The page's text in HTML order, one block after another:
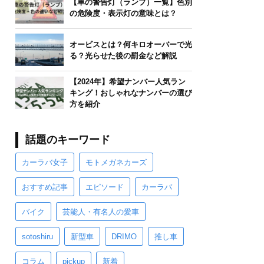
【車の警告灯（ランプ）一覧】色別
の危険度・表示灯の意味とは？
オービスとは？何キロオーバーで光
る？光らせた後の罰金など解説
【2024年】希望ナンバー人気ラン
キング！おしゃれなナンバーの選び
方を紹介
話題のキーワード
カーラバ女子 モトメガネカーズ
おすすめ記事 エピソード カーラバ
バイク 芸能人・有名人の愛車
sotoshiru 新型車 DRIMO 推し車
コラム pickup 新着